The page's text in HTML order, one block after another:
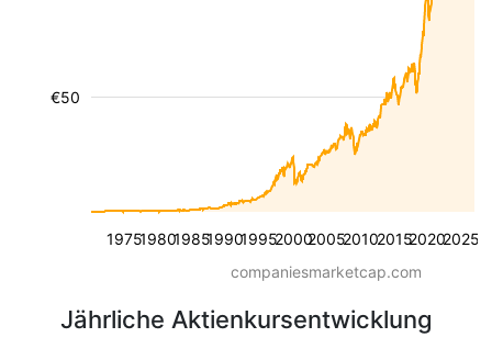
19751980198519901995200020052010201520202025
€50
companiesmarketcap.com
Jährliche Aktienkursentwicklung